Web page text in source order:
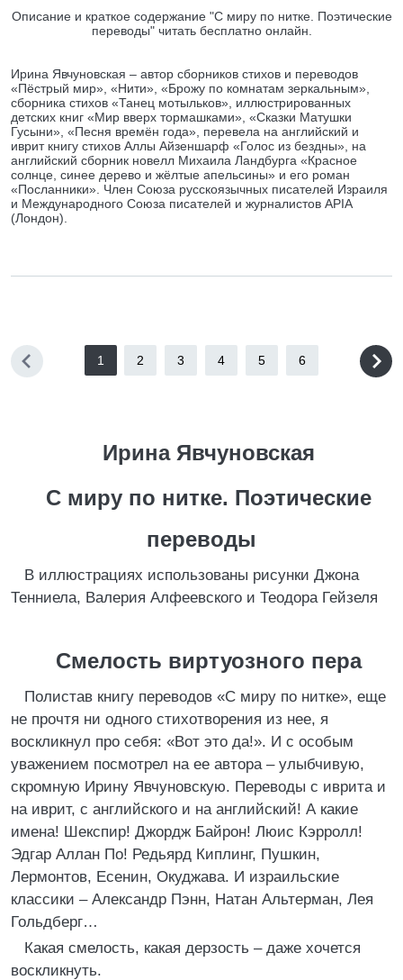
Описание и краткое содержание "С миру по нитке. Поэтические
переводы" читать бесплатно онлайн.
Ирина Явчуновская – автор сборников стихов и переводов
«Пёстрый мир», «Нити», «Брожу по комнатам зеркальным»,
сборника стихов «Танец мотыльков», иллюстрированных
детских книг «Мир вверх тормашками», «Сказки Матушки
Гусыни», «Песня времён года», перевела на английский и
иврит книгу стихов Аллы Айзеншарф «Голос из бездны», на
английский сборник новелл Михаила Ландбурга «Красное
солнце, синее дерево и жёлтые апельсины» и его роман
«Посланники». Член Союза русскоязычных писателей Израиля
и Международного Союза писателей и журналистов APIA
(Лондон).
1 2 3 4 5 6
Ирина Явчуновская
С миру по нитке. Поэтические
переводы
В иллюстрациях использованы рисунки Джона
Тенниела, Валерия Алфеевского и Теодора Гейзеля
Смелость виртуозного пера
Полистав книгу переводов «С миру по нитке», еще
не прочтя ни одного стихотворения из нее, я
воскликнул про себя: «Вот это да!». И с особым
уважением посмотрел на ее автора – улыбчивую,
скромную Ирину Явчуновскую. Переводы с иврита и
на иврит, с английского и на английский! А какие
имена! Шекспир! Джордж Байрон! Люис Кэрролл!
Эдгар Аллан По! Редьярд Киплинг, Пушкин,
Лермонтов, Есенин, Окуджава. И израильские
классики – Александр Пэнн, Натан Альтерман, Лея
Гольдберг…
Какая смелость, какая дерзость – даже хочется
воскликнуть.